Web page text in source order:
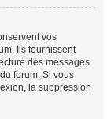
vos
Ils fournissent
des messages
forum. Si vous
la suppression